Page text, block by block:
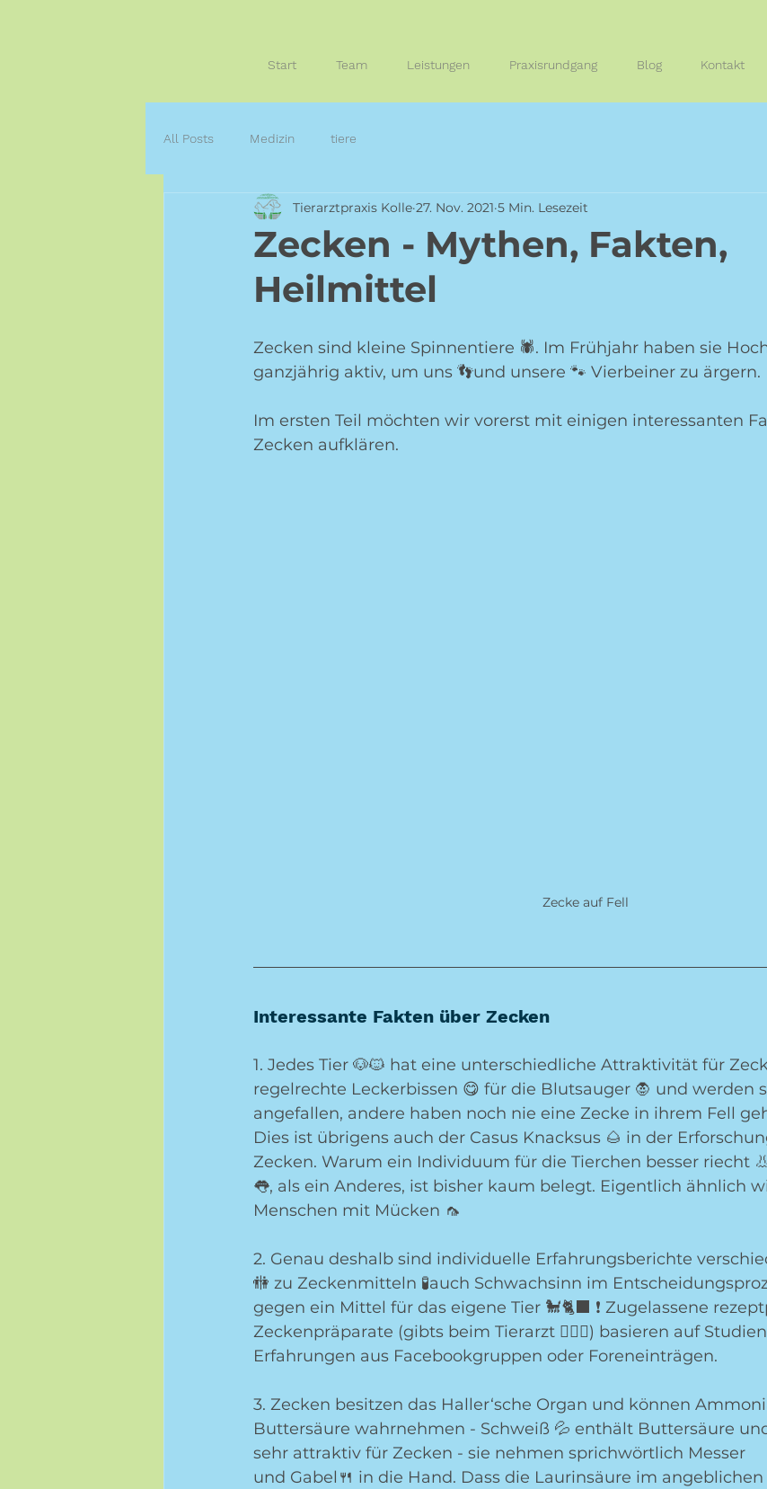
Start Team Leistungen Praxisrundgang Blog Kontakt
All Posts Medizin tiere
Zecken - Mythen, Fakten,
Heilmittel
Tierarztpraxis Kolle 27. Nov. 2021 5 Min. Lesezeit
Zecken sind kleine Spinnentiere 🕷. Im Frühjahr haben sie
ganzjährig aktiv, um uns 👣und unsere 🐾 Vierbeiner zu ärgern.
Im ersten Teil möchten wir vorerst mit einigen interessanten
Zecken aufklären.
Zecke auf Fell
Interessante Fakten über Zecken
1. Jedes Tier 🐶🐱 hat eine unterschiedliche Attraktivität für
regelrechte Leckerbissen 😋 für die Blutsauger 🧛 und werden
angefallen, andere haben noch nie eine Zecke in ihrem Fell
Dies ist übrigens auch der Casus Knacksus 🌰 in der
Zecken. Warum ein Individuum für die Tierchen besser riecht
👅, als ein Anderes, ist bisher kaum belegt. Eigentlich ähnlich
Menschen mit Mücken 🦟
2. Genau deshalb sind individuelle Erfahrungsberichte
🚻 zu Zeckenmitteln 🧪auch Schwachsinn im
gegen ein Mittel für das eigene Tier 🐩🐈‍⬛ ❗️ Zugelassene
Zeckenpräparate (gibts beim Tierarzt 👩🏼‍⚕️) basieren auf
Erfahrungen aus Facebookgruppen oder Foreneinträgen.
3. Zecken besitzen das Haller‘sche Organ und können
Buttersäure wahrnehmen - Schweiß 💦 enthält Buttersäure
sehr attraktiv für Zecken - sie nehmen sprichwörtlich Messer
und Gabel🍴 in die Hand. Dass die Laurinsäure im